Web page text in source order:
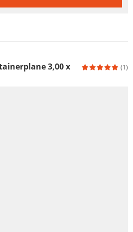
3,00 x
(1)